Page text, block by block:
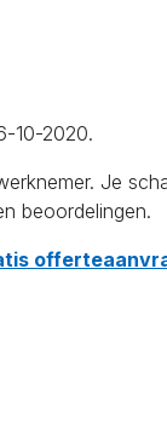
10-2020.
Je
beoordelingen.